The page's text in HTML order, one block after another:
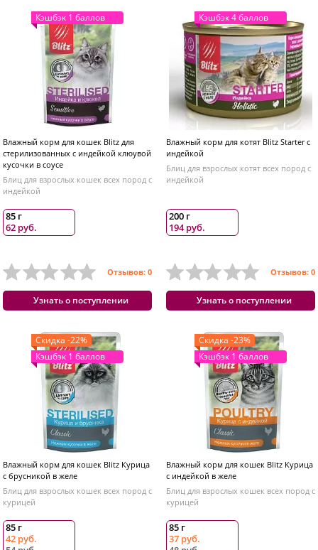
Кэшбэк 1 баллов
Влажный корм для кошек Blitz для
стерилизованных с индейкой клюувой
кусочки в соусе
Блиц для взрослых кошек всех пород с
индейкой
85 г
62 руб.
Отзывов: 0
Узнать о поступлении
Кэшбэк 4 баллов
Влажный корм для котят Blitz Starter с
индейкой
Блиц для взрослых котят всех пород с
индейкой
200 г
194 руб.
Отзывов: 0
Узнать о поступлении
Скидка -22%
Кэшбэк 1 баллов
Влажный корм для кошек Blitz Курица
с брусникой в желе
Блиц для взрослых кошек всех пород с
курицей
85 г
42 руб.
Скидка -23%
Кэшбэк 1 баллов
Влажный корм для кошек Blitz Курица
с индейкой в желе
Блиц для взрослых кошек всех пород с
курицей
85 г
37 руб.